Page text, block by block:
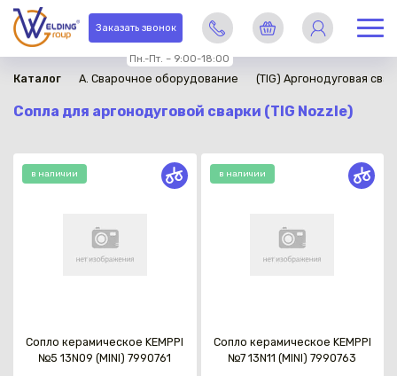
Заказать звонок
Пн.-Пт. – 9:00-18:00
Каталог A. Сварочное оборудование (TIG) Аргонодуговая
Сопла для аргонодуговой сварки (TIG Nozzle)
в наличии
Сопло керамическое KEMPPI
№5 13N09 (MINI) 7990761
в наличии
Сопло керамическое KEMPPI
№7 13N11 (MINI) 7990763